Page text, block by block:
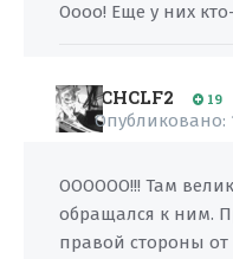
Оооо! Еще у них
CHCLF2 19
Опубликовано:
ОООООО!!! Там
обращался к ним.
правой стороны